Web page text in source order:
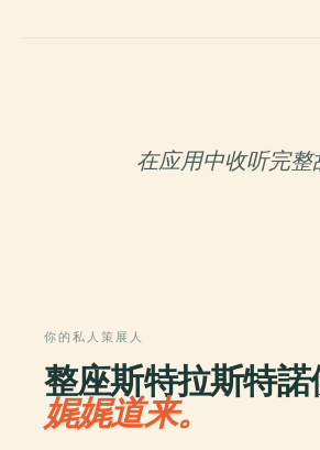
在应用中收听完整
你的私人策展人
整座斯特拉斯特諾
娓娓道来。